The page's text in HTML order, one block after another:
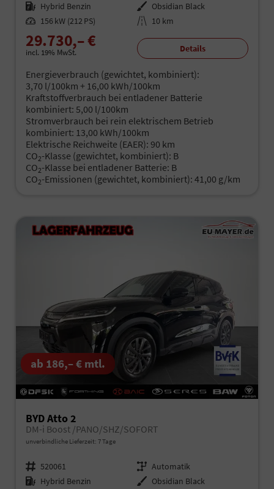
Kraftstoff Hybrid Benzin Außenfarbe Obsidian Black
Leistung 156 kW (212 PS) Kilometerstand 10 km
29.730,– €
incl. 19% MwSt. Details
Energieverbrauch (gewichtet, kombiniert):
3,70 l/100km + 16,00 kWh/100km
Kraftstoffverbrauch bei entladener Batterie
kombiniert: 5,00 l/100km
Stromverbrauch bei rein elektrischem Betrieb
kombiniert: 13,00 kWh/100km
Elektrische Reichweite (EAER): 90 km
CO2-Klasse (gewichtet, kombiniert): B
CO2-Klasse bei entladener Batterie: B
CO2-Emissionen (gewichtet, kombiniert): 41,00 g/km
ab 186,– € mtl.
BYD Atto 2
DM-i Boost /PANO/SHZ/SOFORT
unverbindliche Lieferzeit: 7 Tage
Fahrzeugnr. 520061 Getriebe Automatik
Kraftstoff Hybrid Benzin Außenfarbe Obsidian Black